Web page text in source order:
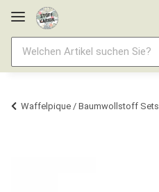
Waffelpique / Baumwollstoff Sets